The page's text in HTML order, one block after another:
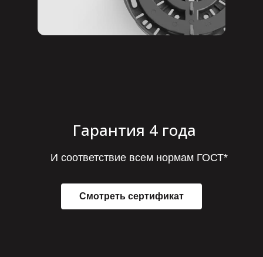
Гарантия 4 года
И соответствие всем нормам ГОСТ*
Смотреть сертификат